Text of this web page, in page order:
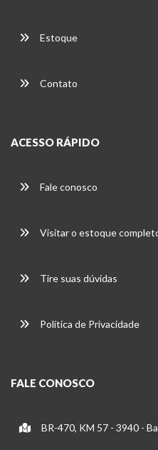
Estoque
Contato
ACESSO RÁPIDO
Fale conosco
Visitar o estoque
Tire suas dúvidas
Política de Privacidade
FALE CONOSCO
BR-470, KM 57 - 3940 -